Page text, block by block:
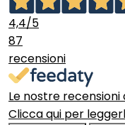
4,4/5
87
recensioni
Le nostre recensioni
Clicca qui per